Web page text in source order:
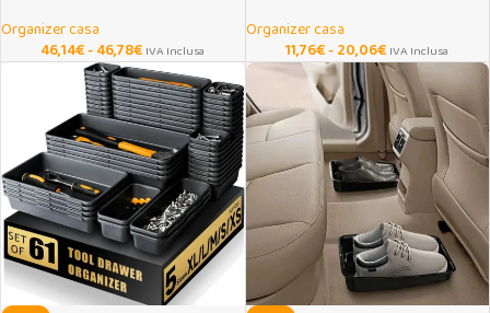
Organizer casa
46,14€-46,78€ IVA Inclusa
Organizer casa
11,76€-20,06€ IVA Inclusa